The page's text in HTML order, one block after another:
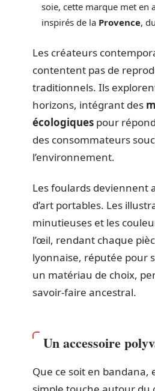
soie, cette marque met en
inspirés de la Provence, du
Les créateurs
contentent pas de
traditionnels. Ils
horizons, intégrant des
écologiques pour
des consommateurs
l’environnement.
Les foulards deviennent
d’art portables. Les
minutieuses et les
l’œil, rendant chaque
lyonnaise, réputée pour
un matériau de choix,
savoir-faire ancestral.
Un accessoire
Que ce soit en bandana,